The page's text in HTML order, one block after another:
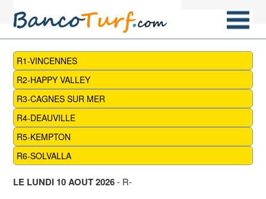
R1-VINCENNES
R2-HAPPY VALLEY
R3-CAGNES SUR MER
R4-DEAUVILLE
R5-KEMPTON
R6-SOLVALLA
LE LUNDI 10 AOUT 2026- R-